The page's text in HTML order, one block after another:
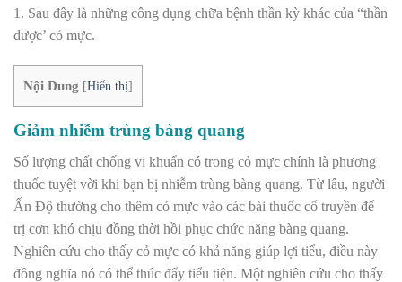
1. Sau đây là những công dụng chữa bệnh thần kỳ khác của “thần
dược’ cỏ mực.
Nội Dung [Hiển thị]
Giảm nhiễm trùng bàng quang
Số lượng chất chống vi khuẩn có trong cỏ mực chính là phương
thuốc tuyệt vời khi bạn bị nhiễm trùng bàng quang. Từ lâu, người
Ấn Độ thường cho thêm cỏ mực vào các bài thuốc cổ truyền để
trị cơn khó chịu đồng thời hồi phục chức năng bàng quang.
Nghiên cứu cho thấy cỏ mực có khả năng giúp lợi tiểu, điều này
đồng nghĩa nó có thể thúc đẩy tiểu tiện. Một nghiên cứu cho thấy